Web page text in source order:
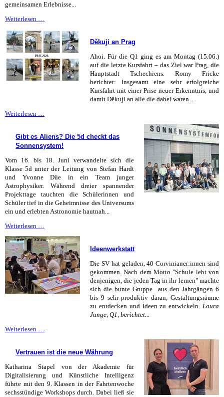
gemeinsamen Erlebnisse...
Weiterlesen …
richtig
geil..."
Děkuji an Prag
Ahoi. Für die Q1 ging es am Montag (15.06.)
auf die letzte Kursfahrt – das Ziel war Prag, die
Hauptstadt Tschechiens. Romy Fricke
berichtet: Insgesamt eine sehr erfolgreiche
Kursfahrt mit einer Prise neuer Erkenntnis, und
damit Děkuji an alle die dabei waren...
Weiterlesen …
Gibt es Aliens? Die 5d checkt das
Sonnensystem!
Vom 16. bis 18. Juni verwandelte sich die
Klasse 5d unter der Leitung von Stefan Hardt
und Yvonne Düe in ein Team junger
Astrophysiker. Während dreier spannender
Projekttage tauchten die Schülerinnen und
Schüler tief in die Geheimnisse des Universums
ein und erlebten Astronomie hautnah...
Weiterlesen …
Aliens?
Die
5d
checkt
das
Sonnensystem!
Ideenwerkstatt
Die SV hat geladen, 40 Corvinianer:innen sind
gekommen. Nach dem Motto "Schule lebt von
denjenigen, die jeden Tag in ihr lernen" machte
sich die bunte Gruppe aus den Jahrgängen 6
bis 9 sehr produktiv daran, Gestaltungsräume
zu entdecken und Ideen zu entwickeln. Laura
Junge, Q1, berichtet...
Weiterlesen …
Vertrauen ist die neue Währung
Katharina Stapel von der Akademie für
Digitalisierung und Künstliche Intelligenz
führte mit den 9. Klassen in der Fahrtenwoche
sechsstündige Workshops durch. Dabei ließ sie